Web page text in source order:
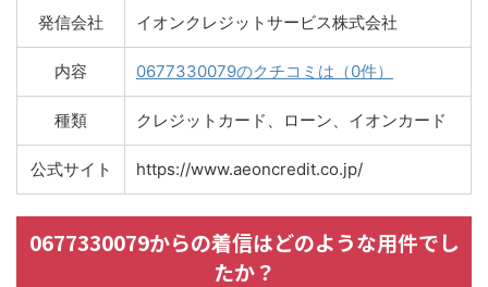
発信会社 イオンクレジットサービス株式会社
内容 0677330079のクチコミは（0件）
種類 クレジットカード、ローン、イオンカード
公式サイト https://www.aeoncredit.co.jp/
0677330079からの着信はどのような用件でし
たか？